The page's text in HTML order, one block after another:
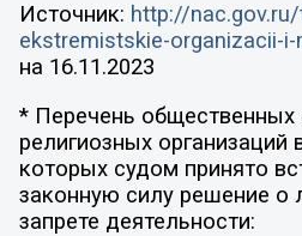
Источник: http://
ekstremistskie-organizacii-i-
на 16.11.2023
* Перечень общественных
религиозных организаций
которых судом принято
законную силу решение о
запрете деятельности: